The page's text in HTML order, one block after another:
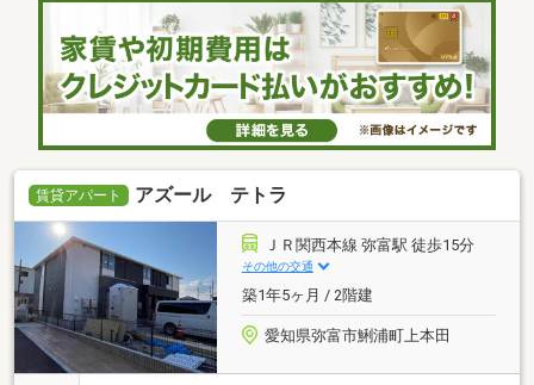
賃貸アパート アズール テトラ
ＪＲ関西本線 弥富駅 徒歩15分
その他の交通
築1年5ヶ月 / 2階建
愛知県弥富市鯏浦町上本田